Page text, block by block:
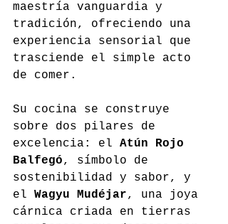
maestría vanguardia y
tradición, ofreciendo una
experiencia sensorial que
trasciende el simple acto
de comer.
Su cocina se construye
sobre dos pilares de
excelencia: el Atún Rojo
Balfegó, símbolo de
sostenibilidad y sabor, y
el Wagyu Mudéjar, una joya
cárnica criada en tierras